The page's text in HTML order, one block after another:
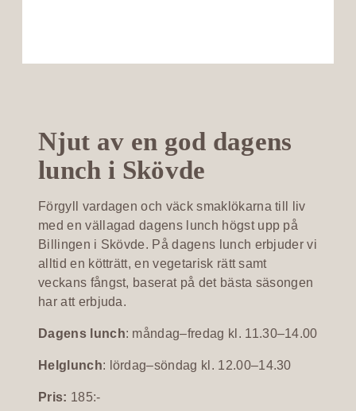
Njut av en god dagens
lunch i Skövde
Förgyll vardagen och väck smaklökarna till liv
med en vällagad dagens lunch högst upp på
Billingen i Skövde. På dagens lunch erbjuder vi
alltid en kötträtt, en vegetarisk rätt samt
veckans fångst, baserat på det bästa säsongen
har att erbjuda.
Dagens lunch: måndag–fredag kl. 11.30–14.00
Helglunch: lördag–söndag kl. 12.00–14.30
Pris: 185:-